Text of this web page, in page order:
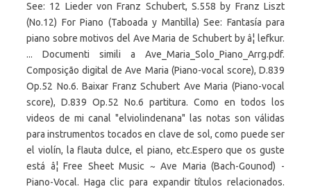
See: 12 Lieder von Franz Schubert, S.558 by Franz Liszt
(No.12) For Piano (Taboada y Mantilla) See: Fantasía para
piano sobre motivos del Ave Maria de Schubert by â¦ lefkur.
... Documenti simili a Ave_Maria_Solo_Piano_Arrg.pdf.
Composição digital de Ave Maria (Piano-vocal score), D.839
Op.52 No.6. Baixar Franz Schubert Ave Maria (Piano-vocal
score), D.839 Op.52 No.6 partitura. Como en todos los
videos de mi canal "elviolindenana" las notas son válidas
para instrumentos tocados en clave de sol, como puede ser
el violín, la flauta dulce, el piano, etc.Espero que os guste
está â¦ Free Sheet Music ~ Ave Maria (Bach-Gounod) -
Piano-Vocal. Haga clic para expandir títulos relacionados.